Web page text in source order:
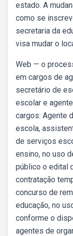
estado. A
como se
secretaria da
visa mudar o
Web — o
em cargos de
secretário de
escolar e
cargos: Agente
escola,
de serviços
ensino, no uso
público o edital
contratação
concurso de
educação, no
conforme o
agentes de